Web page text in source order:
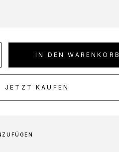
IN DEN WARENKORB
JETZT KAUFEN